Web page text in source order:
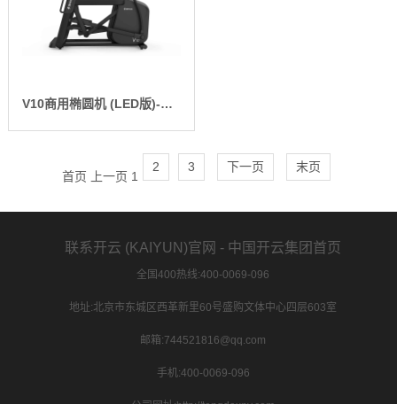
V10商用椭圆机 (LED版)-SH-B9100E
首页 上一页 1
2 3 下一页 末页
联系开云 (KAIYUN)官网 - 中国开云集团首页
全国400热线:400-0069-096
地址:北京市东城区西革新里60号盛购文体中心四层603室
邮箱:744521816@qq.com
手机:400-0069-096